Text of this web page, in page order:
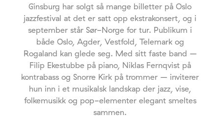
Ginsburg har solgt så mange billetter på Oslo
jazzfestival at det er satt opp ekstrakonsert, og i
september står Sør-Norge for tur. Publikum i
både Oslo, Agder, Vestfold, Telemark og
Rogaland kan glede seg. Med sitt faste band –
Filip Ekestubbe på piano, Niklas Fernqvist på
kontrabass og Snorre Kirk på trommer – inviterer
hun inn i et musikalsk landskap der jazz, vise,
folkemusikk og pop-elementer elegant smeltes
sammen.